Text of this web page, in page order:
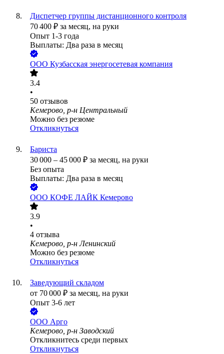
Диспетчер группы дистанционного контроля
70 400 ₽ за месяц, на руки
Опыт 1-3 года
Выплаты: Два раза в месяц
ООО Кузбасская энергосетевая компания
3.4
•
50 отзывов
Кемерово, р-н Центральный
Можно без резюме
Откликнуться
Бариста
30 000 – 45 000 ₽ за месяц, на руки
Без опыта
Выплаты: Два раза в месяц
ООО КОФЕ ЛАЙК Кемерово
3.9
•
4 отзыва
Кемерово, р-н Ленинский
Можно без резюме
Откликнуться
Заведующий складом
от 70 000 ₽ за месяц, на руки
Опыт 3-6 лет
ООО Арго
Кемерово, р-н Заводский
Откликнитесь среди первых
Откликнуться